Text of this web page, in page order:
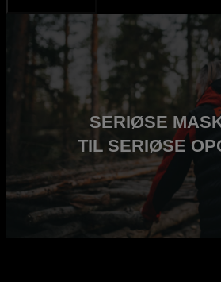
SERIØSE
TIL SERIØSE